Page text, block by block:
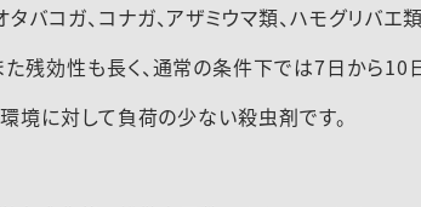
コガ、コナガ、アザミウマ類、ハモグリバエ
残効性も長く、通常の条件下では7日から10
境に対して負荷の少ない殺虫剤です。